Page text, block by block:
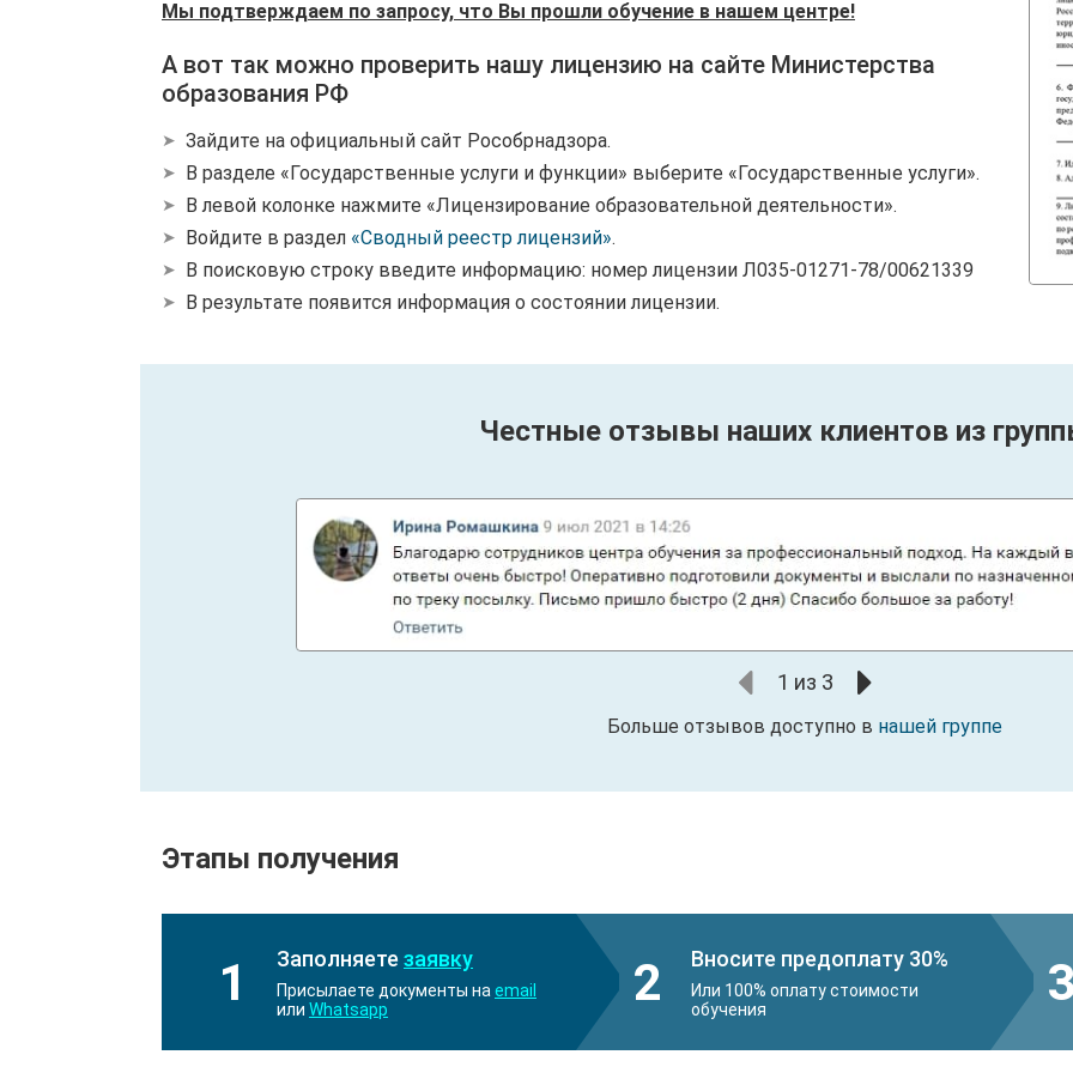
Мы подтверждаем по запросу, что Вы прошли обучение в нашем центре!
А вот так можно проверить нашу лицензию на сайте Министерства
образования РФ
Зайдите на официальный сайт Рособрнадзора.
В разделе «Государственные услуги и функции» выберите «Государственные услуги».
В левой колонке нажмите «Лицензирование образовательной деятельности».
Войдите в раздел «Сводный реестр лицензий».
В поисковую строку введите информацию: номер лицензии Л035-01271-78/00621339
В результате появится информация о состоянии лицензии.
Честные отзывы наших клиентов из
1 из 3
Больше отзывов доступно в нашей группе
Этапы получения
1 Заполняете заявку
Присылаете документы на email
или Whatsapp 2 Вносите предоплату 30%
Или 100% оплату стоимости
обучения